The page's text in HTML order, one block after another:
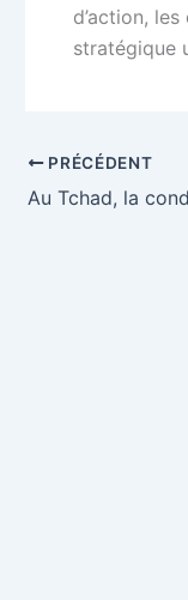
d’action,
stratégique
PRÉCÉDENT